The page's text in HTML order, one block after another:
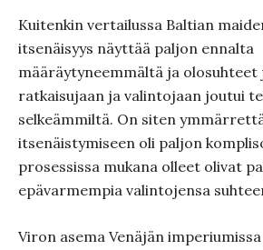
Kuitenkin vertailussa Baltian
itsenäisyys näyttää paljon ennalta
määräytyneemmältä ja olosuhteet
ratkaisujaan ja valintojaan joutui
selkeämmiltä. On siten
itsenäistymiseen oli paljon
prosessissa mukana olleet olivat
epävarmempia valintojensa
Viron asema Venäjän